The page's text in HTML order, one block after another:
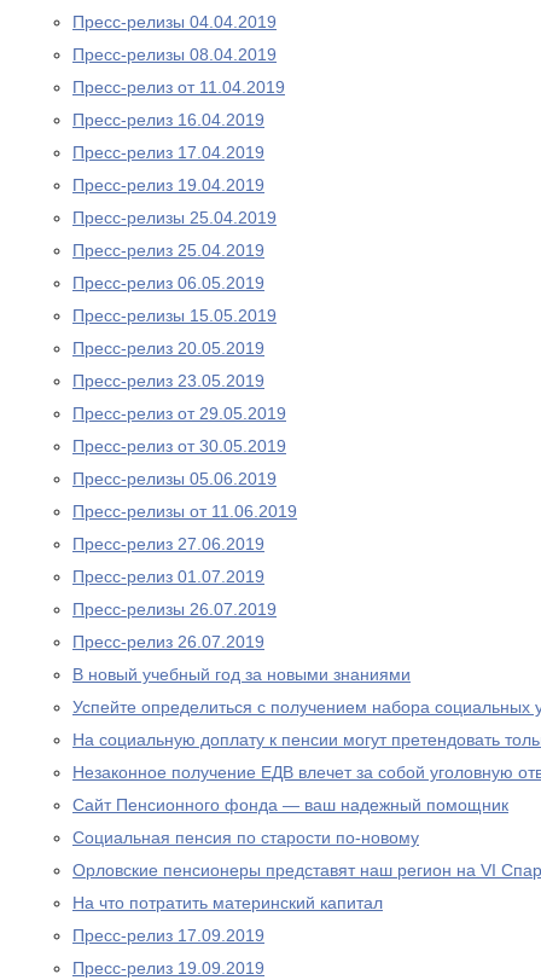
Пресс-релизы 04.04.2019
Пресс-релизы 08.04.2019
Пресс-релиз от 11.04.2019
Пресс-релиз 16.04.2019
Пресс-релиз 17.04.2019
Пресс-релиз 19.04.2019
Пресс-релизы 25.04.2019
Пресс-релиз 25.04.2019
Пресс-релиз 06.05.2019
Пресс-релизы 15.05.2019
Пресс-релиз 20.05.2019
Пресс-релиз 23.05.2019
Пресс-релиз от 29.05.2019
Пресс-релиз от 30.05.2019
Пресс-релизы 05.06.2019
Пресс-релизы от 11.06.2019
Пресс-релиз 27.06.2019
Пресс-релиз 01.07.2019
Пресс-релизы 26.07.2019
Пресс-релиз 26.07.2019
В новый учебный год за новыми знаниями
Успейте определиться с получением набора социальных
На социальную доплату к пенсии могут претендовать
Незаконное получение ЕДВ влечет за собой уголовную
Сайт Пенсионного фонда — ваш надежный помощник
Социальная пенсия по старости по-новому
Орловские пенсионеры представят наш регион на VI
На что потратить материнский капитал
Пресс-релиз 17.09.2019
Пресс-релиз 19.09.2019